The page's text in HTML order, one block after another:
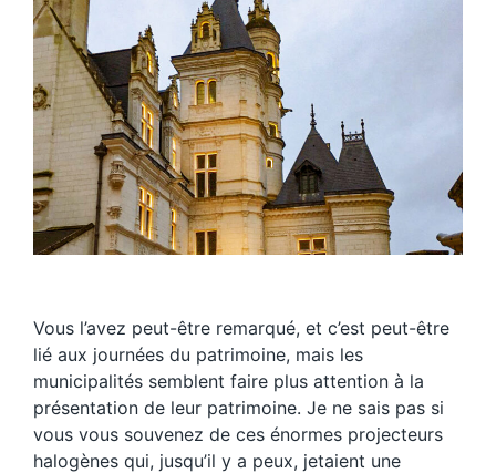
Vous l’avez peut-être remarqué, et c’est peut-être
lié aux journées du patrimoine, mais les
municipalités semblent faire plus attention à la
présentation de leur patrimoine. Je ne sais pas si
vous vous souvenez de ces énormes projecteurs
halogènes qui, jusqu’il y a peux, jetaient une